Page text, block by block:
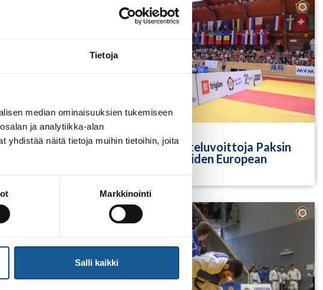
Tietoja
median ominaisuuksien tukemiseen
ja analytiikka-alan
yhdistää näitä tietoja muihin tietoihin, joita
Markkinointi
Salli kaikki
Yksittäisiä otteluvoittoja Paksin
alle 21-vuotiaiden European